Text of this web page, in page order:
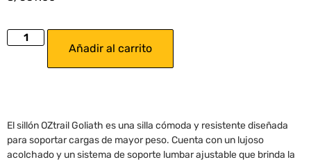
Añadir al carrito
El sillón OZtrail Goliath es una silla cómoda y resistente diseñada
para soportar cargas de mayor peso. Cuenta con un lujoso
acolchado y un sistema de soporte lumbar ajustable que brinda la